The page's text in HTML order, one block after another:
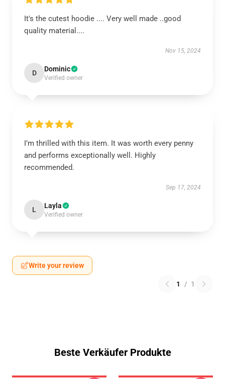
It's the cutest hoodie .... Very well made ..good
quality material....
Nov 15, 2024
D Dominic
Verified owner
I’m thrilled with this item. It was worth every penny
and performs exceptionally well. Highly
recommended.
Sep 17, 2024
L Layla
Verified owner
Write your review
1 / 1
Beste Verkäufer Produkte